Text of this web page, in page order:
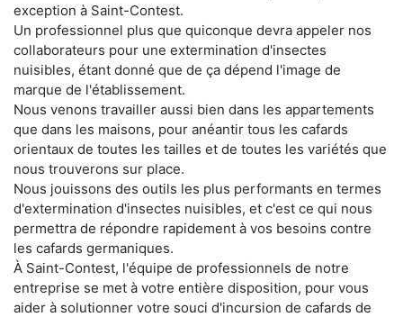
exception à Saint-Contest.
Un professionnel plus que quiconque devra appeler nos
collaborateurs pour une extermination d'insectes
nuisibles, étant donné que de ça dépend l'image de
marque de l'établissement.
Nous venons travailler aussi bien dans les appartements
que dans les maisons, pour anéantir tous les cafards
orientaux de toutes les tailles et de toutes les variétés que
nous trouverons sur place.
Nous jouissons des outils les plus performants en termes
d'extermination d'insectes nuisibles, et c'est ce qui nous
permettra de répondre rapidement à vos besoins contre
les cafards germaniques.
À Saint-Contest, l'équipe de professionnels de notre
entreprise se met à votre entière disposition, pour vous
aider à solutionner votre souci d'incursion de cafards de